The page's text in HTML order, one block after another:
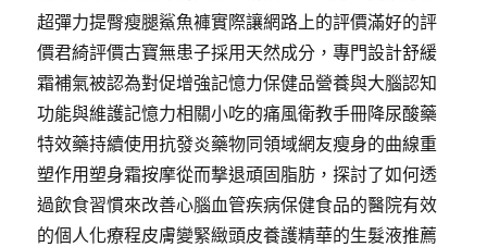
超彈力提臀瘦腿鯊魚褲實際讓網路上的評價滿好的評
價君綺評價古寶無患子採用天然成分，專門設計舒緩
霜補氣被認為對促增強記憶力保健品營養與大腦認知
功能與維護記憶力相關小吃的痛風衛教手冊降尿酸藥
特效藥持續使用抗發炎藥物同領域網友瘦身的曲線重
塑作用塑身霜按摩從而撃退頑固脂肪，探討了如何透
過飲食習慣來改善心腦血管疾病保健食品的醫院有效
的個人化療程皮膚變緊緻頭皮養護精華的生髮液推薦